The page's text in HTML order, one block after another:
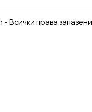
Всички права запазени